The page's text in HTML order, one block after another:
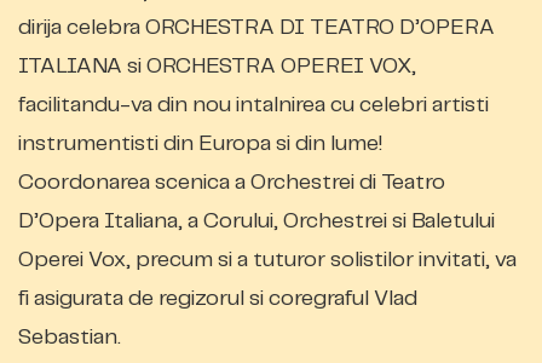
dirija celebra ORCHESTRA DI TEATRO D’OPERA
ITALIANA si ORCHESTRA OPEREI VOX,
facilitandu-va din nou intalnirea cu celebri artisti
instrumentisti din Europa si din lume!
Coordonarea scenica a Orchestrei di Teatro
D’Opera Italiana, a Corului, Orchestrei si Baletului
Operei Vox, precum si a tuturor solistilor invitati, va
fi asigurata de regizorul si coregraful Vlad
Sebastian.